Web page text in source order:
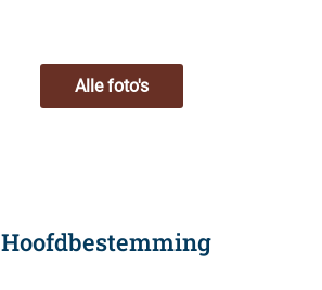
Alle foto's
Hoofdbestemming